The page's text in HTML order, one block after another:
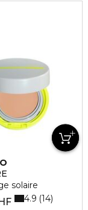
30solaire
4.9 14